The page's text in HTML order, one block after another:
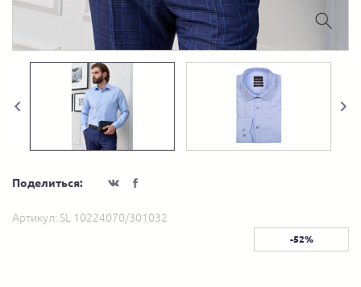
Поделиться:
Артикул: SL 10224070/301032
-52%